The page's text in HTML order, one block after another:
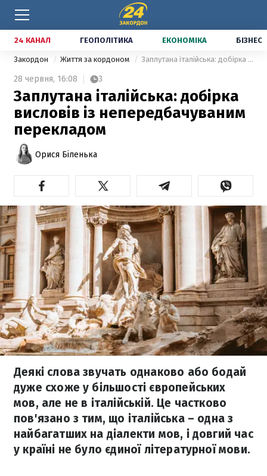
24 КАНАЛ ГЕОПОЛІТИКА ЕКОНОМІКА БІЗНЕС
Закордон Життя за кордоном Заплутана італійська: добірка висловів із непередбачуваним перекладом
28 червня, 16:08 3
Заплутана італійська: добірка
висловів із непередбачуваним
перекладом
Орися Біленька
Деякі слова звучать однаково або бодай
дуже схоже у більшості європейських
мов, але не в італійській. Це частково
пов'язано з тим, що італійська – одна з
найбагатших на діалекти мов, і довгий час
у країні не було єдиної літературної мови.